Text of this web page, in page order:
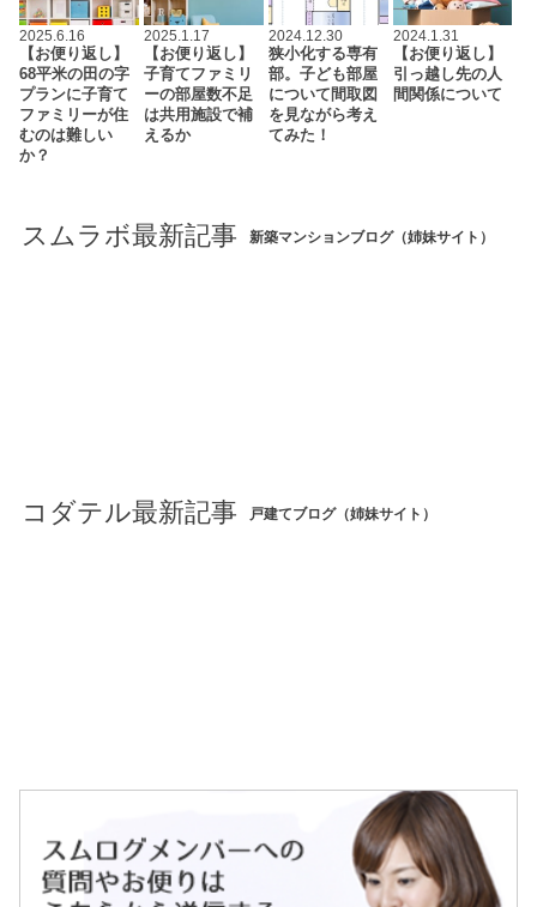
2025.6.16
【お便り返し】
68平米の田の字
プランに子育て
ファミリーが住
むのは難しい
か？
2025.1.17
【お便り返し】
子育てファミリ
ーの部屋数不足
は共用施設で補
えるか
2024.12.30
狭小化する専有
部。子ども部屋
について間取図
を見ながら考え
てみた！
2024.1.31
【お便り返し】
引っ越し先の人
間関係について
スムラボ最新記事 新築マンションブログ（姉妹サイト）
コダテル最新記事 戸建てブログ（姉妹サイト）